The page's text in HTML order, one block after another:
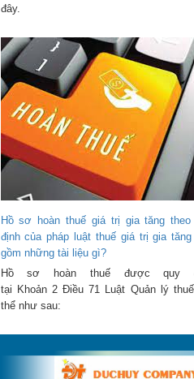
đây.
Hồ sơ hoàn thuế giá trị gia tăng theo
định của pháp luật thuế giá trị gia tăng
gồm những tài liệu gì?
Hồ sơ hoàn thuế được quy
tại Khoản 2 Điều 71 Luật Quản lý
thể như sau: